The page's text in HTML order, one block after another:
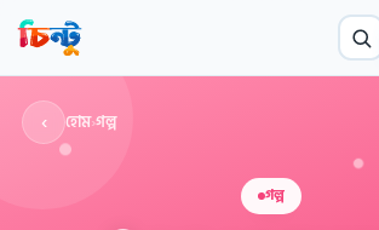
‹ হোম›গল্প
গল্প